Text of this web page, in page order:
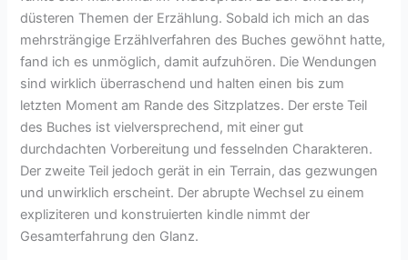
düsteren Themen der Erzählung. Sobald ich mich an das
mehrsträngige Erzählverfahren des Buches gewöhnt hatte,
fand ich es unmöglich, damit aufzuhören. Die Wendungen
sind wirklich überraschend und halten einen bis zum
letzten Moment am Rande des Sitzplatzes. Der erste Teil
des Buches ist vielversprechend, mit einer gut
durchdachten Vorbereitung und fesselnden Charakteren.
Der zweite Teil jedoch gerät in ein Terrain, das gezwungen
und unwirklich erscheint. Der abrupte Wechsel zu einem
expliziteren und konstruierten kindle nimmt der
Gesamterfahrung den Glanz.